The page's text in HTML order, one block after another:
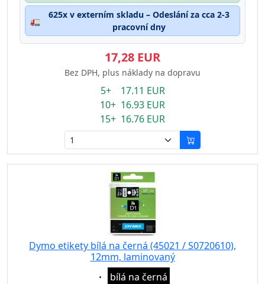
🚛
625x v externím skladu – Odeslání za cca 2-3
pracovní dny
17,28 EUR
Bez DPH, plus náklady na dopravu
5+ 17.11 EUR
10+ 16.93 EUR
15+ 16.76 EUR
Dymo etikety bílá na černá (45021 / S0720610),
12mm, laminovaný
Eigenschaft:
bílá na černá